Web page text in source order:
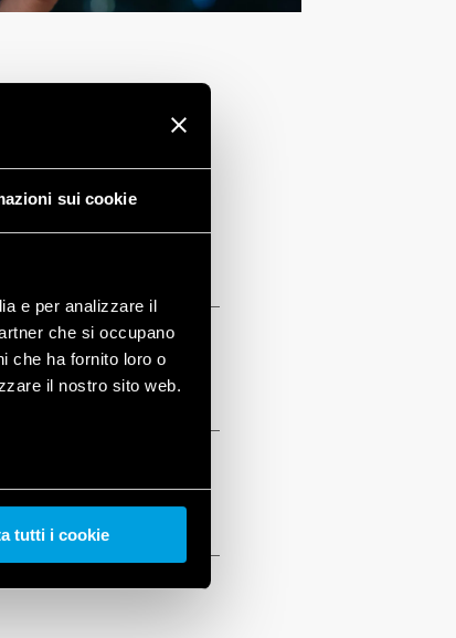
sui cookie
e per analizzare il
che si occupano
che ha fornito loro o
il nostro sito web.
tutti i cookie
PRENOTARE